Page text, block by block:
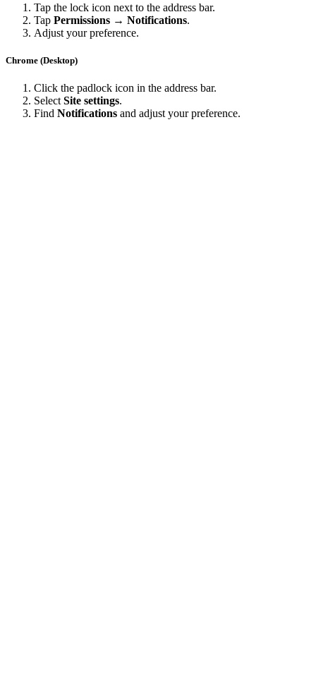
Tap the lock icon next to the address bar.
Tap Permissions → Notifications.
Adjust your preference.
Chrome (Desktop)
Click the padlock icon in the address bar.
Select Site settings.
Find Notifications and adjust your preference.